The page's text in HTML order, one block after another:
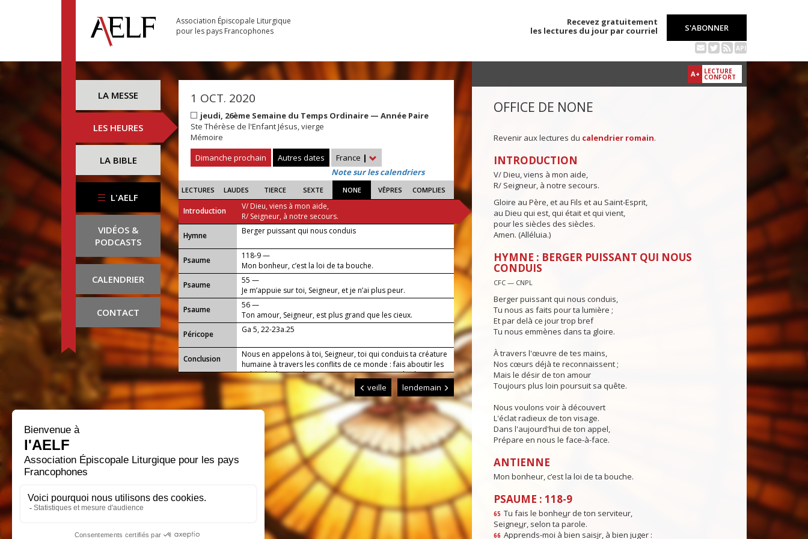
Association Épiscopale Liturgique
pour les pays Francophones
Recevez gratuitement
les lectures du jour par courriel
S'ABONNER
API
LA MESSE
LES HEURES
LA BIBLE
L'AELF
VIDÉOS &
PODCASTS
CALENDRIER
CONTACT
1 OCT. 2020
jeudi, 26ème Semaine du Temps Ordinaire — Année Paire
Ste Thérèse de l'Enfant Jésus, vierge
Mémoire
Dimanche prochain
Autres dates France |
Note sur les calendriers
LECTURES LAUDES TIERCE SEXTE NONE VÊPRES COMPLIES
Introduction
V/ Dieu, viens à mon aide,
R/ Seigneur, à notre secours.
...
Hymne Berger puissant qui nous conduis
Psaume
118-9 —
Mon bonheur, c’est la loi de ta bouche.
Psaume
55 —
Je m’appuie sur toi, Seigneur, et je n’ai plus peur.
Psaume
56 —
Ton amour, Seigneur, est plus grand que les cieux.
Péricope
Ga 5, 22-23a.25
Conclusion
Nous en appelons à toi, Seigneur, toi qui conduis ta créature
humaine à travers les conflits de ce monde : fais aboutir les
volontés de paix de notre temps, afin que tous les hommes
puissent vivre heureux et te louer pour l'amour que tu
veille lendemain
A+ LECTURE
CONFORT
OFFICE DE NONE
Revenir aux lectures du calendrier romain.
INTRODUCTION
V/ Dieu, viens à mon aide,
R/ Seigneur, à notre secours.
Gloire au Père, et au Fils et au Saint-Esprit,
au Dieu qui est, qui était et qui vient,
pour les siècles des siècles.
Amen. (Alléluia.)
HYMNE : BERGER PUISSANT QUI NOUS
CONDUIS
CFC — CNPL
Berger puissant qui nous conduis,
Tu nous as faits pour ta lumière ;
Et par delà ce jour trop bref
Tu nous emmènes dans ta gloire.
À travers l'œuvre de tes mains,
Nos cœurs déjà te reconnaissent ;
Mais le désir de ton amour
Toujours plus loin poursuit sa quête.
Nous voulons voir à découvert
L'éclat radieux de ton visage.
Dans l'aujourd'hui de ton appel,
Prépare en nous le face-à-face.
ANTIENNE
Mon bonheur, c’est la loi de ta bouche.
PSAUME : 118-9
65 Tu fais le bonheur de ton serviteur,
Seigneur, selon ta parole.
66 Apprends-moi à bien saisir, à bien juger :